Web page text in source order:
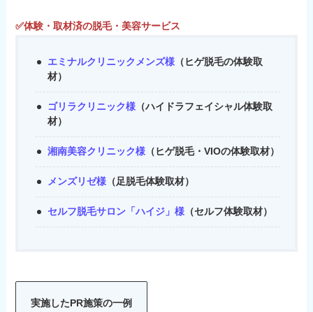
✅体験・取材済の脱毛・美容サービス
エミナルクリニックメンズ様 （ヒゲ脱毛の体験取
材）
ゴリラクリニック様 （ハイドラフェイシャル体験取
材）
湘南美容クリニック様 （ヒゲ脱毛・VIOの体験取材）
メンズリゼ様 （足脱毛体験取材）
セルフ脱毛サロン「ハイジ」様 （セルフ体験取材）
実施したPR施策の一例